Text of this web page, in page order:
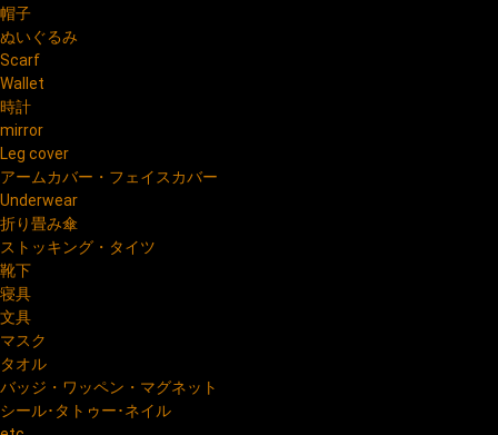
帽子
ぬいぐるみ
Scarf
Wallet
時計
mirror
Leg cover
アームカバー・フェイスカバー
Underwear
折り畳み傘
ストッキング・タイツ
靴下
寝具
文具
マスク
タオル
バッジ・ワッペン・マグネット
シール･タトゥー･ネイル